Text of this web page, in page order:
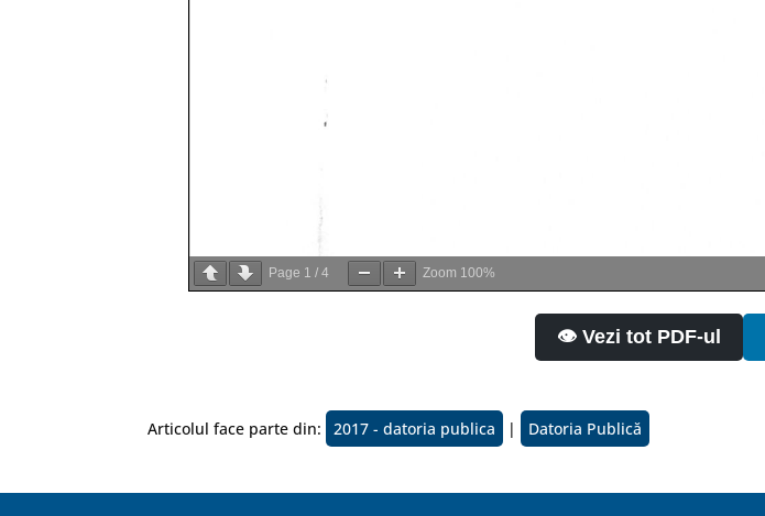
Page 1 / 4 Zoom 100%
👁️ Vezi tot PDF-ul
Articolul face parte din: 2017 - datoria publica | Datoria Publică